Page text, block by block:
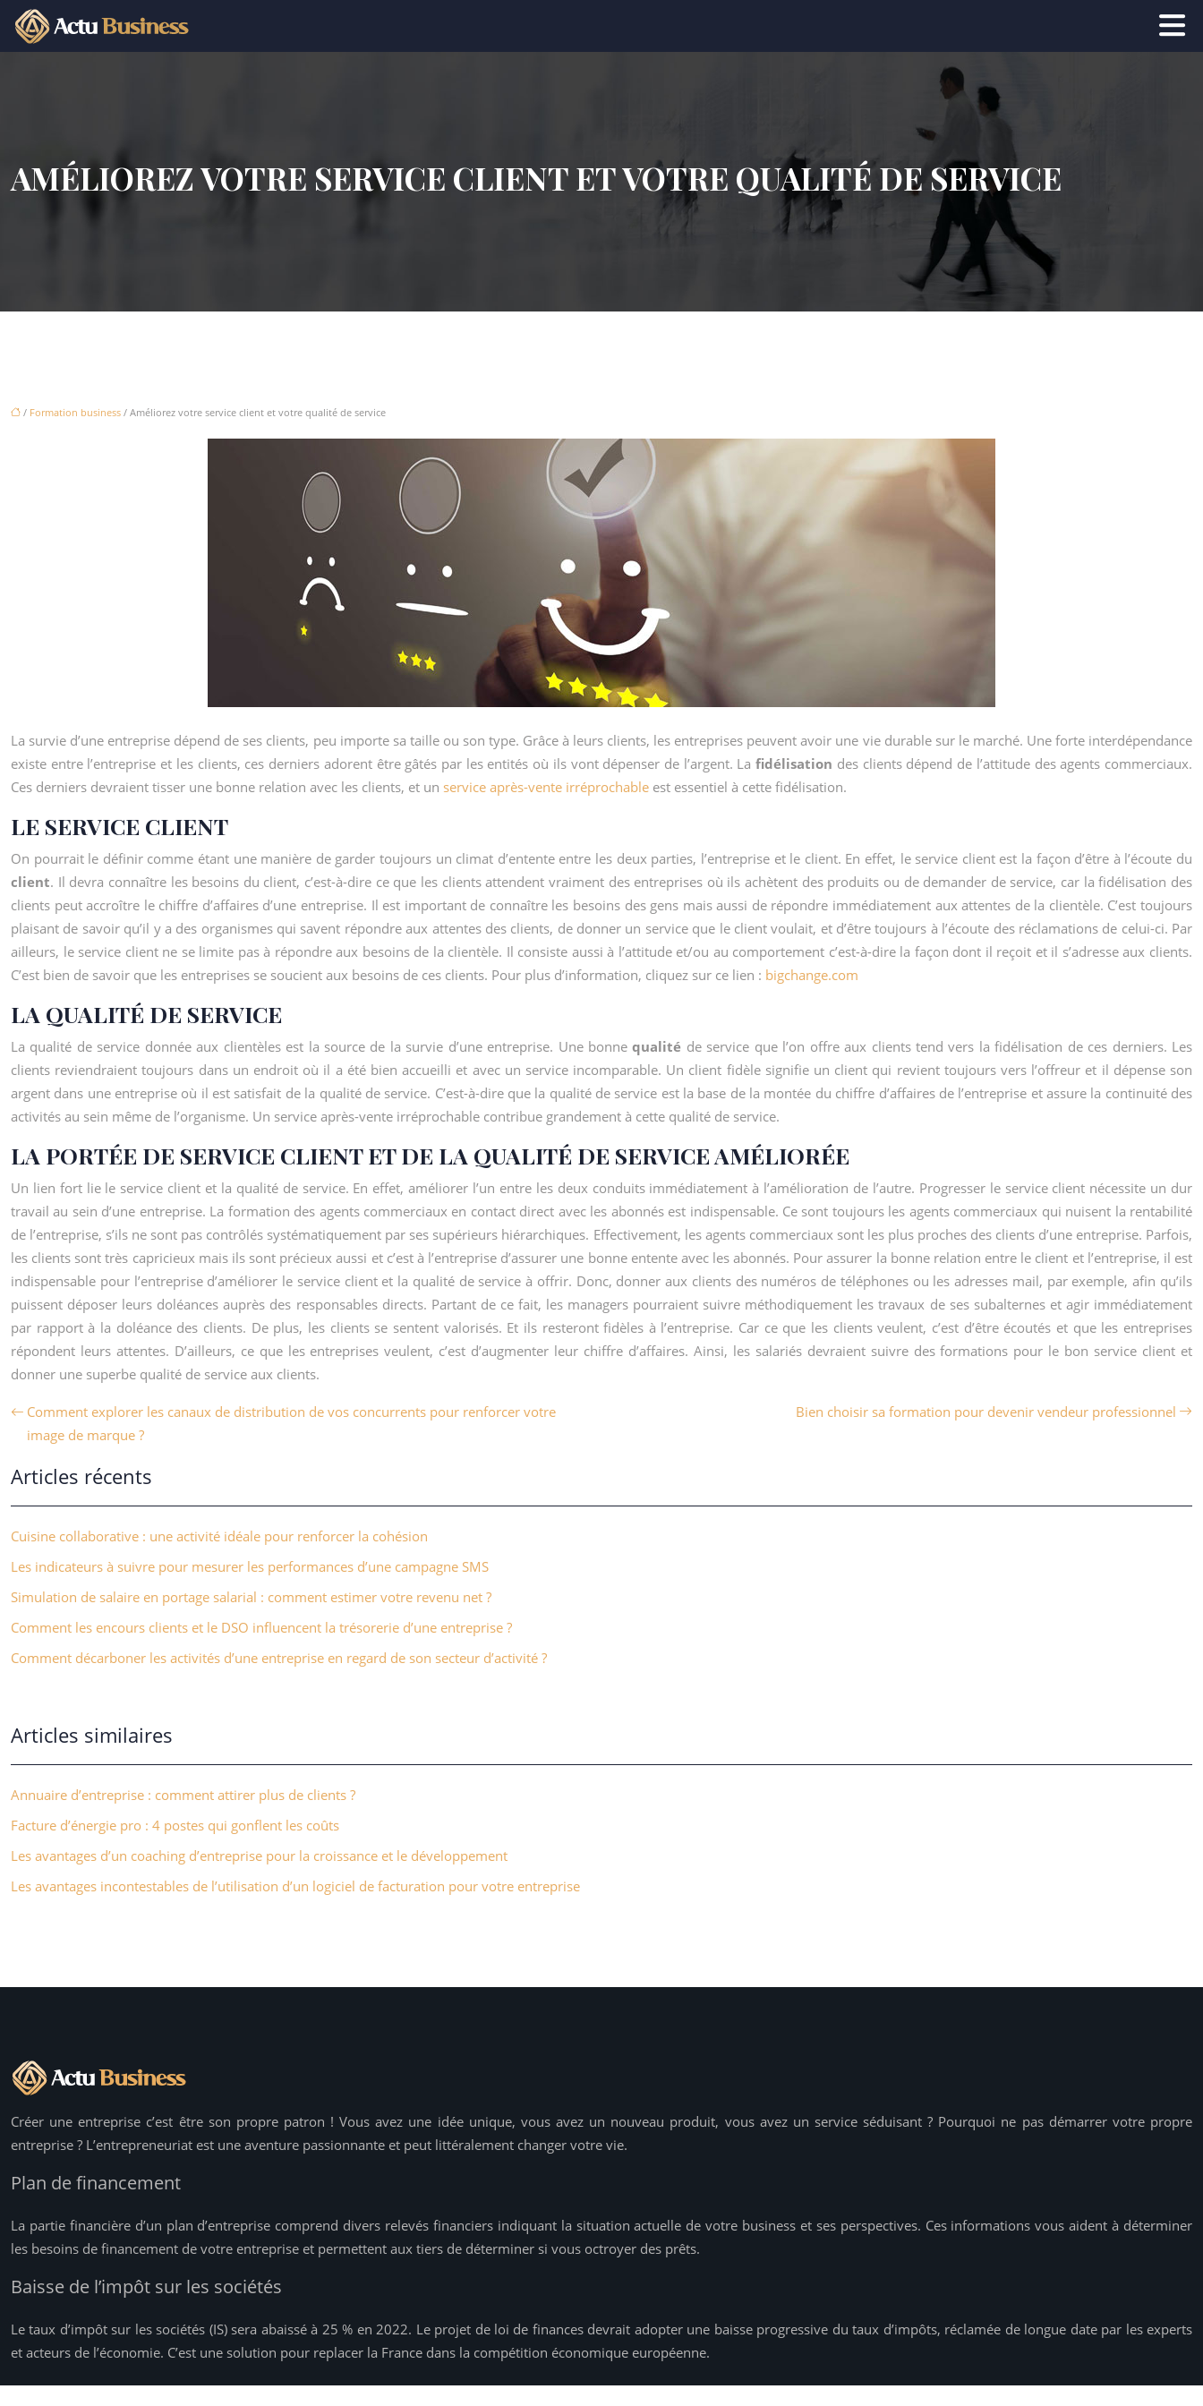
AMÉLIOREZ VOTRE SERVICE CLIENT ET VOTRE QUALITÉ DE SERVICE
/ Formation business / Améliorez votre service client et votre qualité de service
La survie d’une entreprise dépend de ses clients, peu importe sa taille ou son type. Grâce à leurs clients, les entreprises peuvent avoir une vie durable sur le marché. Une forte interdépendance
existe entre l’entreprise et les clients, ces derniers adorent être gâtés par les entités où ils vont dépenser de l’argent. Lafidélisation des clients dépend de l’attitude des agents commerciaux.
Ces derniers devraient tisser une bonne relation avec les clients, et un service après-vente irréprochable est essentiel à cette fidélisation.
LE SERVICE CLIENT
On pourrait le définir comme étant une manière de garder toujours un climat d’entente entre les deux parties, l’entreprise et le client. En effet, le service client est la façon d’être à l’écoute du
client. Il devra connaître les besoins du client, c’est-à-dire ce que les clients attendent vraiment des entreprises où ils achètent des produits ou de demander de service, car la fidélisation des
clients peut accroître le chiffre d’affaires d’une entreprise. Il est important de connaître les besoins des gens mais aussi de répondre immédiatement aux attentes de la clientèle. C’est toujours
plaisant de savoir qu’il y a des organismes qui savent répondre aux attentes des clients, de donner un service que le client voulait, et d’être toujours à l’écoute des réclamations de celui-ci. Par
ailleurs, le service client ne se limite pas à répondre aux besoins de la clientèle. Il consiste aussi à l’attitude et/ou au comportement c’est-à-dire la façon dont il reçoit et il s’adresse aux clients.
C’est bien de savoir que les entreprises se soucient aux besoins de ces clients. Pour plus d’information, cliquez sur ce lien : bigchange.com
LA QUALITÉ DE SERVICE
La qualité de service donnée aux clientèles est la source de la survie d’une entreprise. Une bonnequalité de service que l’on offre aux clients tend vers la fidélisation de ces derniers. Les
clients reviendraient toujours dans un endroit où il a été bien accueilli et avec un service incomparable. Un client fidèle signifie un client qui revient toujours vers l’offreur et il dépense son
argent dans une entreprise où il est satisfait de la qualité de service. C’est-à-dire que la qualité de service est la base de la montée du chiffre d’affaires de l’entreprise et assure la continuité des
activités au sein même de l’organisme. Un service après-vente irréprochable contribue grandement à cette qualité de service.
LA PORTÉE DE SERVICE CLIENT ET DE LA QUALITÉ DE SERVICE AMÉLIORÉE
Un lien fort lie le service client et la qualité de service. En effet, améliorer l’un entre les deux conduits immédiatement à l’amélioration de l’autre. Progresser le service client nécessite un dur
travail au sein d’une entreprise. La formation des agents commerciaux en contact direct avec les abonnés est indispensable. Ce sont toujours les agents commerciaux qui nuisent la rentabilité
de l’entreprise, s’ils ne sont pas contrôlés systématiquement par ses supérieurs hiérarchiques. Effectivement, les agents commerciaux sont les plus proches des clients d’une entreprise. Parfois,
les clients sont très capricieux mais ils sont précieux aussi et c’est à l’entreprise d’assurer une bonne entente avec les abonnés. Pour assurer la bonne relation entre le client et l’entreprise, il est
indispensable pour l’entreprise d’améliorer le service client et la qualité de service à offrir. Donc, donner aux clients des numéros de téléphones ou les adresses mail, par exemple, afin qu’ils
puissent déposer leurs doléances auprès des responsables directs. Partant de ce fait, les managers pourraient suivre méthodiquement les travaux de ses subalternes et agir immédiatement
par rapport à la doléance des clients. De plus, les clients se sentent valorisés. Et ils resteront fidèles à l’entreprise. Car ce que les clients veulent, c’est d’être écoutés et que les entreprises
répondent leurs attentes. D’ailleurs, ce que les entreprises veulent, c’est d’augmenter leur chiffre d’affaires. Ainsi, les salariés devraient suivre des formations pour le bon service client et
donner une superbe qualité de service aux clients.
Comment explorer les canaux de distribution de vos concurrents pour renforcer votre
image de marque ?
Bien choisir sa formation pour devenir vendeur professionnel
Articles récents
Cuisine collaborative : une activité idéale pour renforcer la cohésion
Les indicateurs à suivre pour mesurer les performances d’une campagne SMS
Simulation de salaire en portage salarial : comment estimer votre revenu net ?
Comment les encours clients et le DSO influencent la trésorerie d’une entreprise ?
Comment décarboner les activités d’une entreprise en regard de son secteur d’activité ?
Articles similaires
Annuaire d’entreprise : comment attirer plus de clients ?
Facture d’énergie pro : 4 postes qui gonflent les coûts
Les avantages d’un coaching d’entreprise pour la croissance et le développement
Les avantages incontestables de l’utilisation d’un logiciel de facturation pour votre entreprise
Créer une entreprise c’est être son propre patron ! Vous avez une idée unique, vous avez un nouveau produit, vous avez un service séduisant ? Pourquoi ne pas démarrer votre propre
entreprise ? L’entrepreneuriat est une aventure passionnante et peut littéralement changer votre vie.
Plan de financement
La partie financière d’un plan d’entreprise comprend divers relevés financiers indiquant la situation actuelle de votre business et ses perspectives. Ces informations vous aident à déterminer
les besoins de financement de votre entreprise et permettent aux tiers de déterminer si vous octroyer des prêts.
Baisse de l’impôt sur les sociétés
Le taux d’impôt sur les sociétés (IS) sera abaissé à 25 % en 2022. Le projet de loi de finances devrait adopter une baisse progressive du taux d’impôts, réclamée de longue date par les experts
et acteurs de l’économie. C’est une solution pour replacer la France dans la compétition économique européenne.